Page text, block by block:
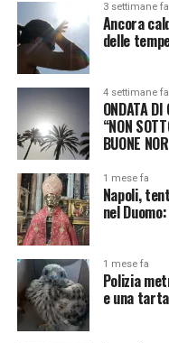
3 settimane fa
Ancora
delle
4 settimane fa
ONDATA
“NON
BUONE
1 mese fa
Napoli,
nel
1 mese fa
Polizia
e una